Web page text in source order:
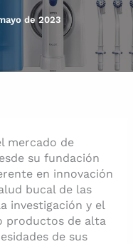
de 2023
mercado de
su fundación
en innovación
bucal de las
investigación y el
productos de alta
de sus